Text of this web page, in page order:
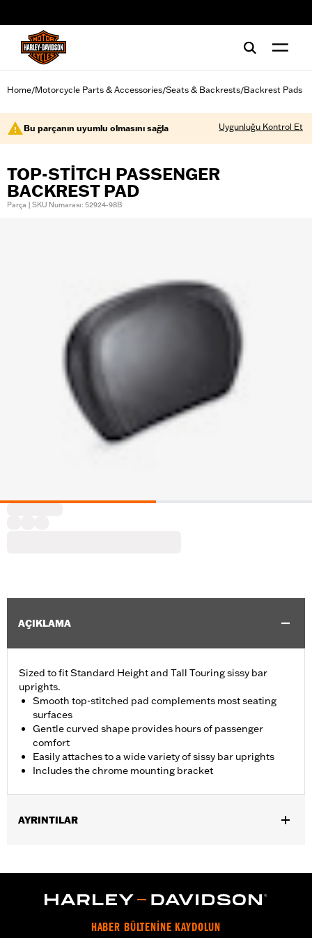
Home/Motorcycle Parts & Accessories/Seats & Backrests/Backrest Pads
Bu parçanın uyumlu olmasını sağla Uygunluğu Kontrol Et
TOP-STITCH PASSENGER
BACKREST PAD
Parça | SKU Numarası: 52924-98B
AÇIKLAMA
Sized to fit Standard Height and Tall Touring sissy bar
uprights.
Smooth top-stitched pad complements most seating
surfaces
Gentle curved shape provides hours of passenger
comfort
Easily attaches to a wide variety of sissy bar uprights
Includes the chrome mounting bracket
AYRINTILAR
Upright P/N 52723-06A, Premium H-D® Detachables™ Sissy Bar
Upright P/N 52300257 or 52300258 and Quick Release Sissy
Bar Upright 52300415 and 52300324A. Also fits '18-later Softail®
HABER BÜLTENİNE KAYDOLUN